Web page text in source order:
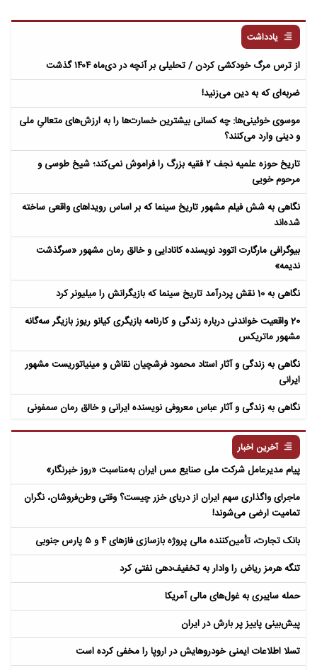
یادداشت
از ترس مرگ خودکشی کردن / تحلیلی بر آنچه در دی‌ماه ۱۴۰۴ گذشت
ضربه‌ای که به دین می‌زنید!
موسوی خوئینی‌ها: چه کسانی بیشترین خسارت‌ها را به ارزش‌های متعالیِ ملی
و دینی وارد می‌کنند؟
تاریخ حوزه علمیه نجف ۲ فقیه بزرگ را فراموش نمی‌کند؛ شیخ طوسی و
مرحوم خویی
نگاهی به شش فیلم مشهور تاریخ سینما که بر اساس رویداهای واقعی ساخته
شده‌اند
بیوگرافی مارگارت اتوود نویسنده کانادایی و خالق رمان مشهور «سرگذشت
ندیمه»
نگاهی به 10 نقش پردرآمد تاریخ سینما که بازیگرانش را میلیونر کرد
20 واقعیت خواندنی درباره زندگی و کارنامه بازیگری کیانو ریوز بازیگر سه‌گانه
مشهور ماتریکس
نگاهی به زندگی و آثار استاد محمود فرشچیان نقاش و مینیاتوریست مشهور
ایرانی
نگاهی به زندگی و آثار عباس معروفی نویسنده ایرانی و خالق رمان سمفونی
آخرین اخبار
پیام مدیرعامل شرکت ملی صنایع مس ایران به‌مناسبت «روز خبرنگار»
ماجرای واگذاری سهم ایران از دریای خزر چیست؟ وقتی وطن‌فروشان، نگران
تمامیت ارضی می‌شوند!
بانک تجارت، تأمین‌کننده مالی پروژه بازسازی فازهای ۴ و ۵ پارس جنوبی
تنگه هرمز ریاض را وادار به تخفیف‌دهی نفتی کرد
حمله سایبری به غول‌های مالی آمریکا
پیش‌بینی پاییز پر بارش در ایران
تسلا اطلاعات ایمنی خودروهایش در اروپا را مخفی کرده است